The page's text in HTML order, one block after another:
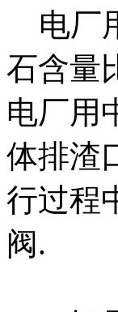
电厂
石含量
电厂用
体排渣
行过程
阀.